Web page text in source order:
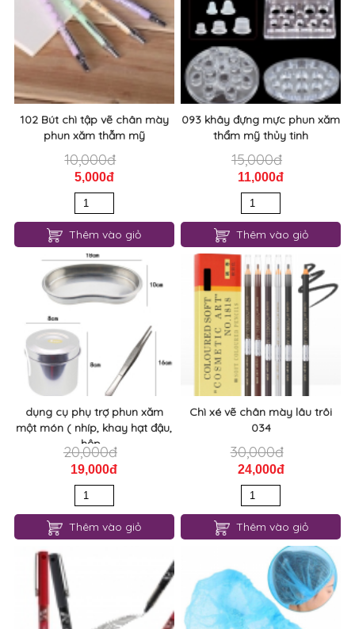
102 Bút chì tập vẽ chân mày
phun xăm thẫm mỹ
10,000đ
5,000đ
Thêm vào giỏ
093 khây đựng mực phun xăm
thẩm mỹ thủy tinh
15,000đ
11,000đ
Thêm vào giỏ
dụng cụ phụ trợ phun xăm
một món ( nhíp, khay hạt đậu,
hộp...
20,000đ
19,000đ
Thêm vào giỏ
Chì xé vẽ chân mày lâu trôi
034
30,000đ
24,000đ
Thêm vào giỏ